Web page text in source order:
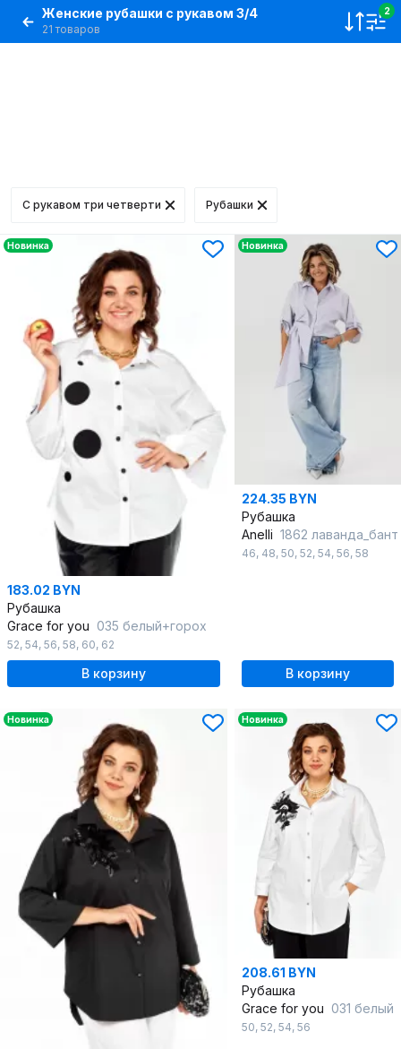
Женские рубашки с рукавом 3/4
21 товаров
2
С рукавом три четверти Рубашки
Новинка
183.02 BYN
Рубашка
Grace for you 035 белый+горох
52, 54, 56, 58, 60, 62
В корзину
Новинка
224.35 BYN
Рубашка
Anelli 1862 лаванда_бант
46, 48, 50, 52, 54, 56, 58
В корзину
Новинка Новинка
208.61 BYN
Рубашка
Grace for you 031 белый
50, 52, 54, 56